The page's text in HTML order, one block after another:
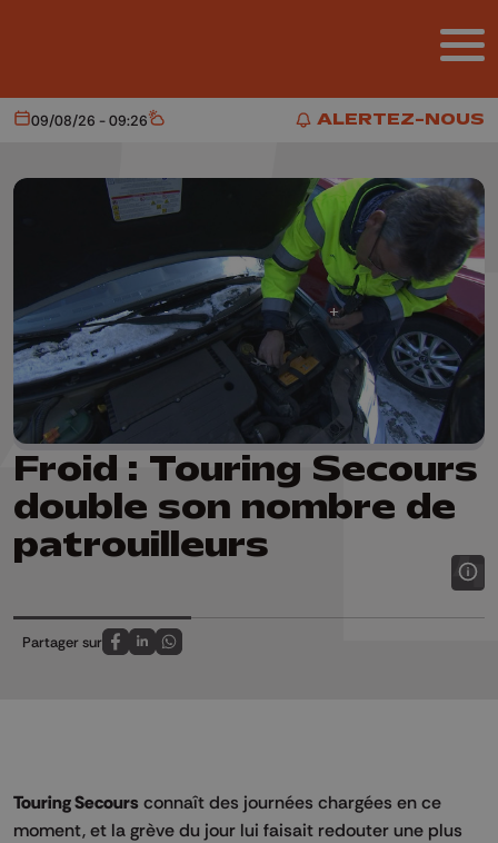
ALERTEZ-NOUS
ALERTEZ-NOUS
Aujourd'hui
09/08/26 - 09:26 Météo
Froid : Touring Secours
double son nombre de
patrouilleurs
Partager sur
Partagez sur FaceBook
Partagez sur LinkedIn
Partagez sur Whatsapp
Touring Secours connaît des journées chargées en ce
moment, et la grève du jour lui faisait redouter une plus